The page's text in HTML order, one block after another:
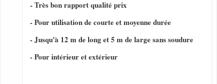
- Très bon rapport qualité prix
- Pour utilisation de courte et moyenne durée
- Jusqu'à 12 m de long et 5 m de large sans soudure
- Pour intérieur et extérieur